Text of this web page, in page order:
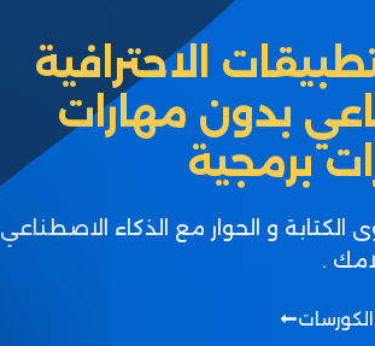
الاحترافية
بدون مهارات
برمجية
و الحوار مع الذكاء الاصطناعي
.